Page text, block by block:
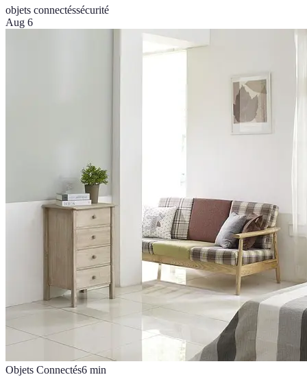
objets connectéssécurité
Aug 6
Objets Connectés6 min